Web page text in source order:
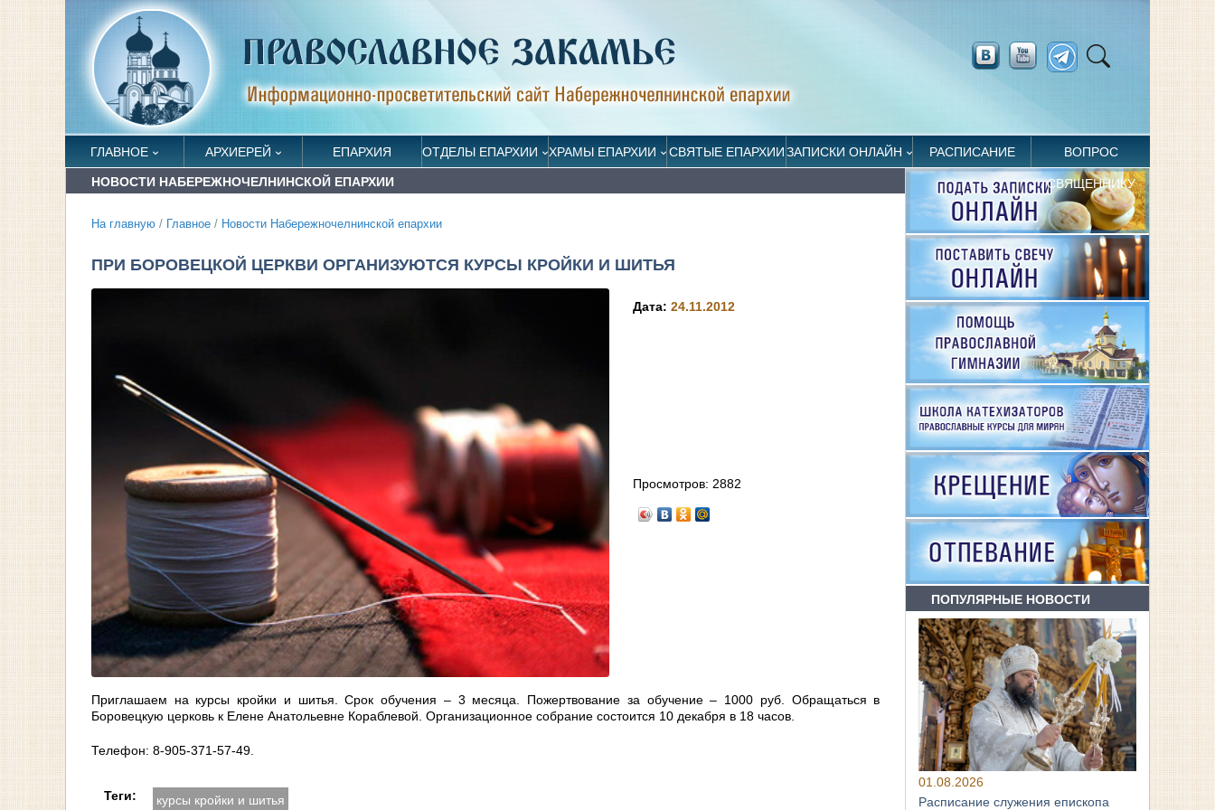
ГЛАВНОЕ АРХИЕРЕЙ ЕПАРХИЯ ОТДЕЛЫ ЕПАРХИИ ХРАМЫ ЕПАРХИИ СВЯТЫЕ ЕПАРХИИЗАПИСКИ ОНЛАЙН РАСПИСАНИЕ ВОПРОС
СВЯЩЕННИКУ
НОВОСТИ НАБЕРЕЖНОЧЕЛНИНСКОЙ ЕПАРХИИ
На главную / Главное / Новости Набережночелнинской епархии
ПРИ БОРОВЕЦКОЙ ЦЕРКВИ ОРГАНИЗУЮТСЯ КУРСЫ КРОЙКИ И ШИТЬЯ
Дата:24.11.2012
Просмотров: 2882
Приглашаем на курсы кройки и шитья. Срок обучения – 3 месяца. Пожертвование за обучение – 1000 руб. Обращаться в
Боровецкую церковь к Елене Анатольевне Кораблевой. Организационное собрание состоится 10 декабря в 18 часов.
Телефон: 8-905-371-57-49.
Теги: курсы кройки и шитья
ПОПУЛЯРНЫЕ НОВОСТИ
01.08.2026
Расписание служения епископа